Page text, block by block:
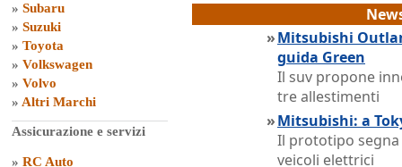
» Subaru
» Suzuki
» Toyota
» Volkswagen
» Volvo
» Altri Marchi
Assicurazione e servizi
» RC Auto
»Mitsubishi
guida Green
Il suv propone
tre allestimenti
»Mitsubishi: a
Il prototipo
veicoli elettrici